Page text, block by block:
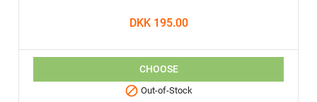
DKK 195.00
CHOOSE
 Out-of-Stock